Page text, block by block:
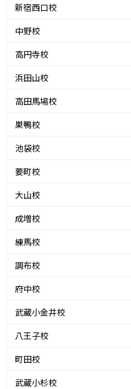
新宿西口校
中野校
高円寺校
浜田山校
高田馬場校
巣鴨校
池袋校
要町校
大山校
成増校
練馬校
調布校
府中校
武蔵小金井校
八王子校
町田校
武蔵小杉校